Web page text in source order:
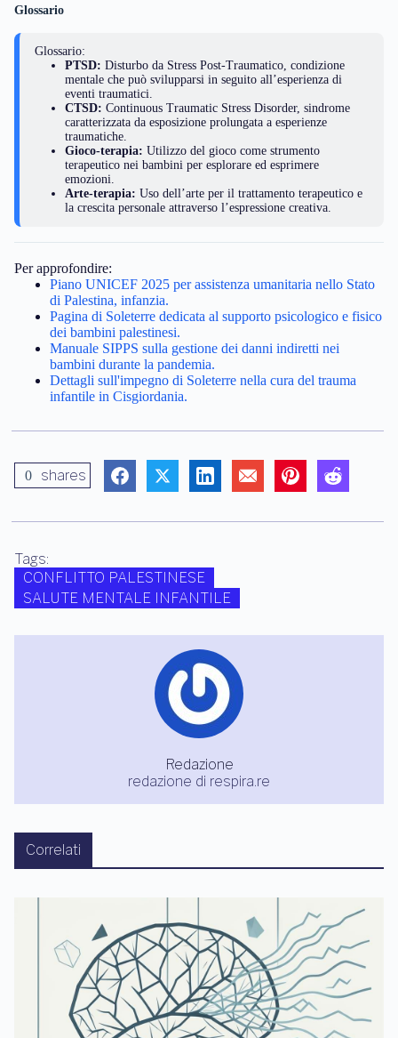
Glossario
Glossario:
PTSD: Disturbo da Stress Post-Traumatico, condizione
mentale che può svilupparsi in seguito all’esperienza di
eventi traumatici.
CTSD: Continuous Traumatic Stress Disorder, sindrome
caratterizzata da esposizione prolungata a esperienze
traumatiche.
Gioco-terapia: Utilizzo del gioco come strumento
terapeutico nei bambini per esplorare ed esprimere
emozioni.
Arte-terapia: Uso dell’arte per il trattamento terapeutico e
la crescita personale attraverso l’espressione creativa.
Per approfondire:
Piano UNICEF 2025 per assistenza umanitaria nello Stato
di Palestina, infanzia.
Pagina di Soleterre dedicata al supporto psicologico e fisico
dei bambini palestinesi.
Manuale SIPPS sulla gestione dei danni indiretti nei
bambini durante la pandemia.
Dettagli sull'impegno di Soleterre nella cura del trauma
infantile in Cisgiordania.
0 shares
Tags:
CONFLITTO PALESTINESE
SALUTE MENTALE INFANTILE
Redazione
redazione di respira.re
Correlati